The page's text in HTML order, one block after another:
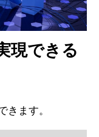
現できる
きます。